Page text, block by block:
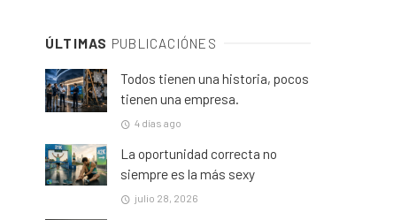
ÚLTIMAS PUBLICACIÓNES
Todos tienen una historia, pocos
tienen una empresa.
4 días ago
La oportunidad correcta no
siempre es la más sexy
julio 28, 2026